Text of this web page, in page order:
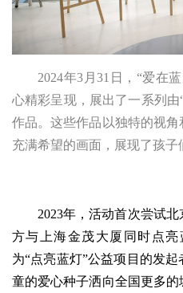
2024年3月31日，“爱在
心精彩呈现，展出了一系列
作品。这些作品以独特的视
充满希望的画面，展现了孩子
2023年，活动首次尝试
方与上海金茂大厦同时点
为“点亮蓝灯”公益项目的发
童的爱心种子洒向全国更多